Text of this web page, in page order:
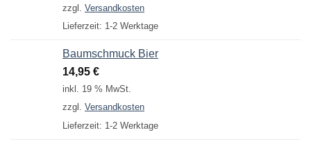
zzgl. Versandkosten
Lieferzeit: 1-2 Werktage
Baumschmuck Bier
14,95 €
inkl. 19 % MwSt.
zzgl. Versandkosten
Lieferzeit: 1-2 Werktage